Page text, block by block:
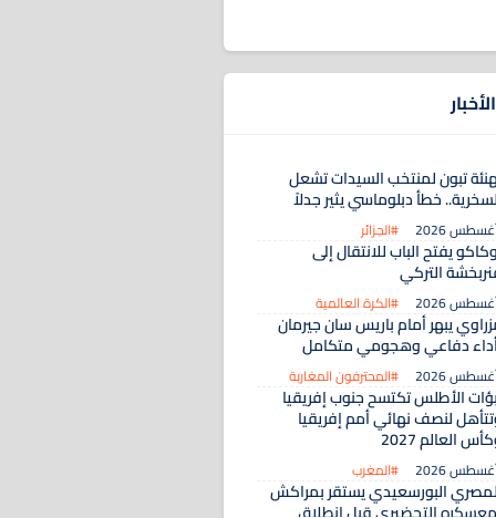
تبون لمنتخب السيدات تشعل
خطأ دبلوماسي يثير جدلاً
#الجزائر
يفتح الباب للانتقال إلى
التركي
#الكرة العالمية
يبهر أمام باريس سان جيرمان
دفاعي وهجومي متكامل
#المحترفون المغاربة
الأطلس تكتسح جنوب إفريقيا
لنصف نهائي أمم إفريقيا
العالم 2027
#المغرب
البورسعيدي يستقر بمراكش